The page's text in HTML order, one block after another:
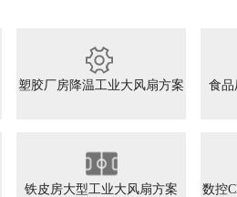
塑胶厂房降温工业大风扇方案 食品
铁皮房大型工业大风扇方案 数控